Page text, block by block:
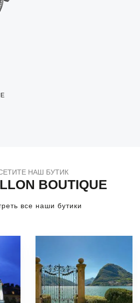
НАШ БУТИК
BOUTIQUE
все наши бутики